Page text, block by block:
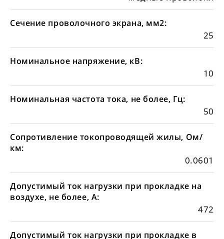
Сечение проволочного экрана, мм2:
25
Номинальное напряжение, кВ:
10
Номинальная частота тока, не более, Гц:
50
Сопротивление токопроводящей жилы, Ом/
км:
0.0601
Допустимый ток нагрузки при прокладке на
воздухе, не более, А:
472
Допустимый ток нагрузки при прокладке в